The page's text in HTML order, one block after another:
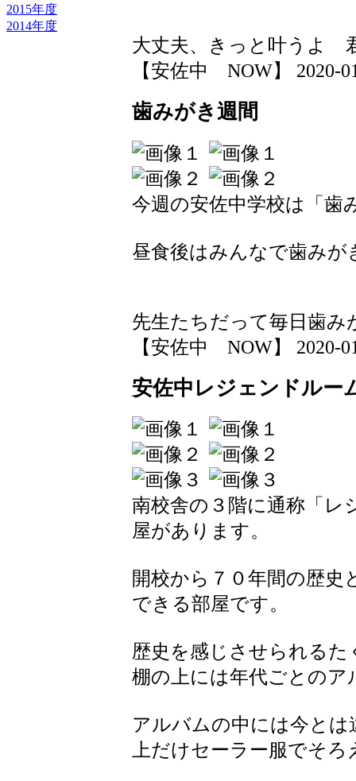
2015年度
2014年度
大丈夫、きっと叶うよ
【安佐中 NOW】 2020-
歯みがき週間
今週の安佐中学校は「歯
昼食後はみんなで歯みが
先生たちだって毎日歯み
【安佐中 NOW】 2020-
安佐中レジェンドルー
南校舎の３階に通称「レ
屋があります。
開校から７０年間の歴史
できる部屋です。
歴史を感じさせられる
棚の上には年代ごとのア
アルバムの中には今とは
上だけセーラー服でそ